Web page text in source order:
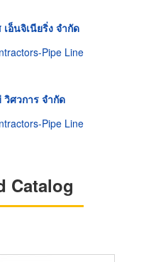
อ็นจิเนียริ่ง จำกัด
Pipe Line
ศวการ จำกัด
Pipe Line
Catalog